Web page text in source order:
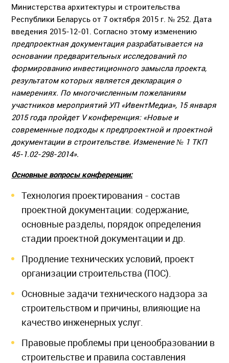
Министерства архитектуры и строительства
Республики Беларусь от 7 октября 2015 г. № 252. Дата
введения 2015-12-01. Согласно этому изменению
предпроектная документация разрабатывается на
основании предварительных исследований по
формированию инвестиционного замысла проекта,
результатом которых является декларация о
намерениях. По многочисленным пожеланиям
участников мероприятий УП «ИвентМедиа», 15 января
2015 года пройдет V конференция: «Новые и
современные подходы к предпроектной и проектной
документации в строительстве. Изменение № 1 ТКП
45-1.02-298-2014».
Основные вопросы конференции:
Технология проектирования - состав
проектной документации: содержание,
основные разделы, порядок определения
стадии проектной документации и др.
Продление технических условий, проект
организации строительства (ПОС).
Основные задачи технического надзора за
строительством и причины, влияющие на
качество инженерных услуг.
Правовые проблемы при ценообразовании в
строительстве и правила составления